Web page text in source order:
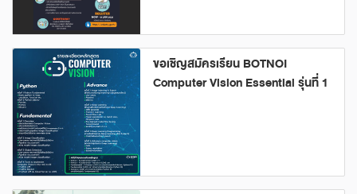
ขอเชิญสมัครเรียน BOTNOI
Computer Vision Essential รุ่นที่ 1